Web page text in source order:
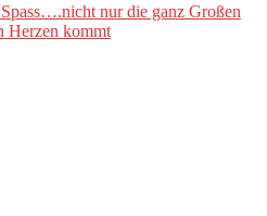
nur die ganz Großen
Herzen kommt